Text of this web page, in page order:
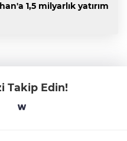
1,5 milyarlık yatırım
Takip Edin!